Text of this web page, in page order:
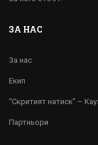
ЗА НАС
За нас
Екип
“Скритият натиск” –
Партньори